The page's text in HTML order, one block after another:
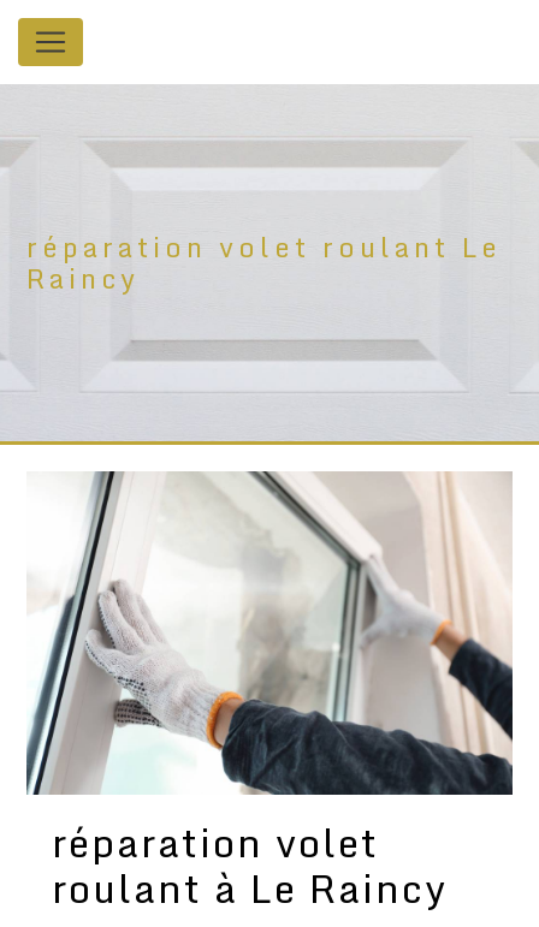
Panneau de gestion des cookies
réparation volet roulant Le
Raincy
réparation volet
roulant à Le Raincy